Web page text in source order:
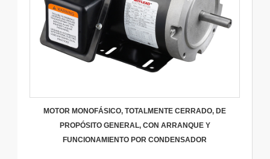
MOTOR MONOFÁSICO, TOTALMENTE CERRADO, DE
PROPÓSITO GENERAL, CON ARRANQUE Y
FUNCIONAMIENTO POR CONDENSADOR